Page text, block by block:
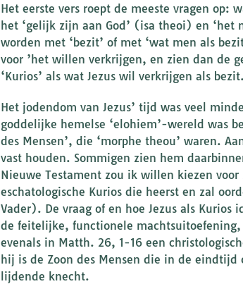
Het eerste vers roept de meeste vragen op:
het ‘gelijk zijn aan God’ (isa theoi) en ‘het
worden met ‘bezit’ of met ‘wat men als
voor ’het willen verkrijgen, en zien dan de
‘Kurios’ als wat Jezus wil verkrijgen als bezit.
Het jodendom van Jezus’ tijd was veel
goddelijke hemelse ‘elohiem’-wereld was
des Mensen’, die ‘morphe theou’ waren.
vast houden. Sommigen zien hem
Nieuwe Testament zou ik willen kiezen
eschatologische Kurios die heerst en zal
Vader). De vraag of en hoe Jezus als
de feitelijke, functionele
evenals in Matth. 26, 1-16 een
hij is de Zoon des Mensen die in de
lijdende knecht.